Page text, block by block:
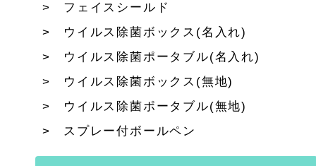
フェイスシールド
ウイルス除菌ボックス(名入れ)
ウイルス除菌ポータブル(名入れ)
ウイルス除菌ボックス(無地)
ウイルス除菌ポータブル(無地)
スプレー付ボールペン